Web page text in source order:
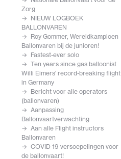
Zorg
NIEUW LOGBOEK
BALLONVAREN
Roy Gommer, Wereldkampioen
Ballonvaren bij de junioren!
Fastest-ever solo
Ten years since gas balloonist
Willi Eimers' record-breaking flight
in Germany
Bericht voor alle operators
(ballonvaren)
Aanpassing
Ballonvaartverwachting
Aan alle Flight instructors
Ballonvaren
COVID 19 versoepelingen voor
de ballonvaart!